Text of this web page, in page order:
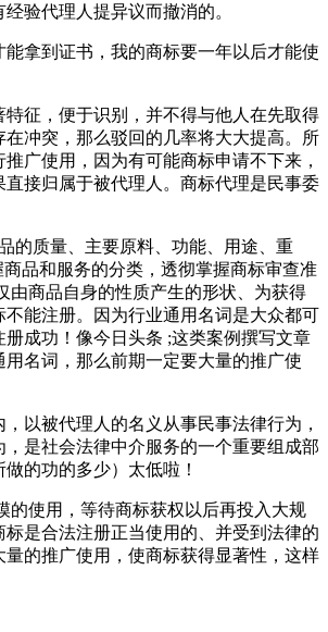
有经验代理人提异议而撤消的。
拿到证书，我的商标要一年以后才能使
征，便于识别，并不得与他人在先取得
冲突，那么驳回的几率将大大提高。所
广使用，因为有可能商标申请不下来，
接归属于被代理人。商标代理是民事委
的质量、主要原料、功能、用途、重
品和服务的分类，透彻掌握商标审查准
由商品自身的性质产生的形状、为获得
能注册。因为行业通用名词是大众都可
成功！像今日头条 ;这类案例撰写文章
名词，那么前期一定要大量的推广使
以被代理人的名义从事民事法律行为，
是社会法律中介服务的一个重要组成部
的功的多少）太低啦！
的使用，等待商标获权以后再投入大规
是合法注册正当使用的、并受到法律的
的推广使用，使商标获得显著性，这样